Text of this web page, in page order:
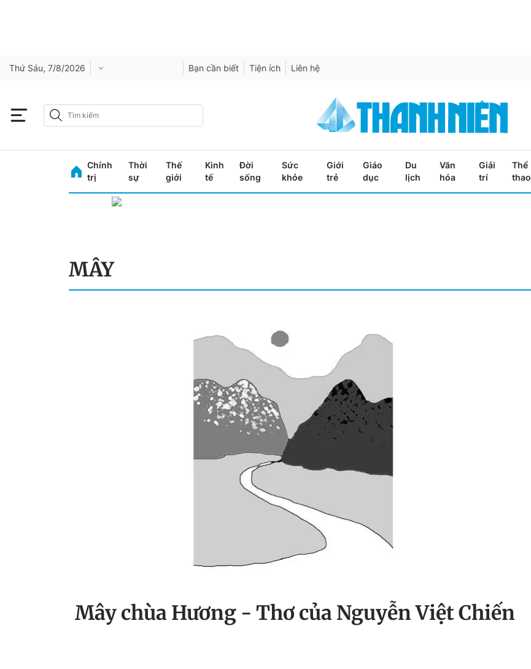
Thứ Sáu, 7/8/2026 Bạn cần biết Tiện ích Liên hệ
Chính
trị
Thời
sự
Thế
giới
Kinh
tế
Đời
sống
Sức
khỏe
Giới
trẻ
Giáo
dục
Du
lịch
Văn
hóa
Giải
trí
Thể
thao
MÂY
Mây chùa Hương - Thơ của Nguyễn Việt Chiến